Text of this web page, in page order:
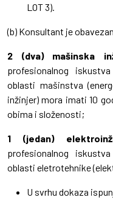
LOT 3).
(b) Konsultant je
2 (dva) mašinska
profesionalnog
oblasti mašinstva
inžinjer) mora imati 10
obima i složenosti;
1 (jedan)
profesionalnog
oblasti eletrotehnike
U svrhu dokaza